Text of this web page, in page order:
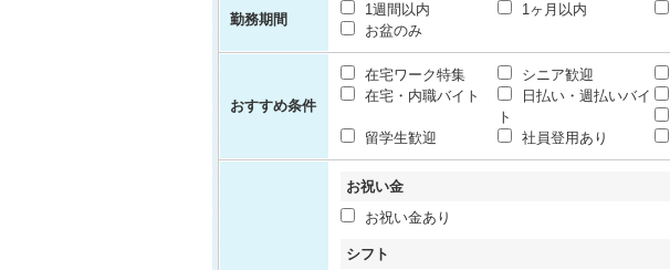
勤務期間
1週間以内 1ヶ月以内
お盆のみ
おすすめ条件
在宅ワーク特集 シニア歓迎
在宅・内職バイト
日払い・週払いバイ
ト
留学生歓迎
社員登用あり
お祝い金
お祝い金あり
シフト